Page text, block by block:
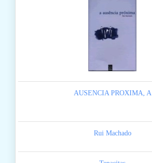
AUSENCIA PROXIMA, A
Rui Machado